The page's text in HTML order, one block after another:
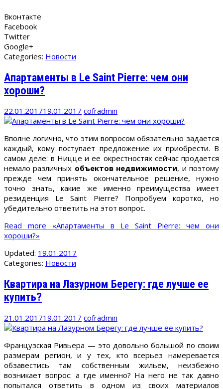
Вконтакте
Facebook
Twitter
Google+
Categories: Новости
Апартаменты в Le Saint Pierre: чем они
хороши?
22.01.201719.01.2017 cofradmin
Вполне логично, что этим вопросом обязательно задается
каждый, кому поступает предложение их приобрести. В
самом деле: в Ницце и ее окрестностях сейчас продается
немало различных объектов недвижимости, и поэтому
прежде чем принять окончательное решение, нужно
точно знать, какие же именно преимущества имеет
резиденция Le Saint Pierre? Попробуем коротко, но
убедительно ответить на этот вопрос.
Read more «Апартаменты в Le Saint Pierre: чем они
хороши?»
Updated: 19.01.2017
Categories: Новости
Квартира на Лазурном Берегу: где лучше ее
купить?
21.01.201719.01.2017 cofradmin
Французская Ривьера — это довольно большой по своим
размерам регион, и у тех, кто всерьез намеревается
обзавестись там собственным жильем, неизбежно
возникает вопрос: а где именно? На него не так давно
попытался ответить в одном из своих материалов